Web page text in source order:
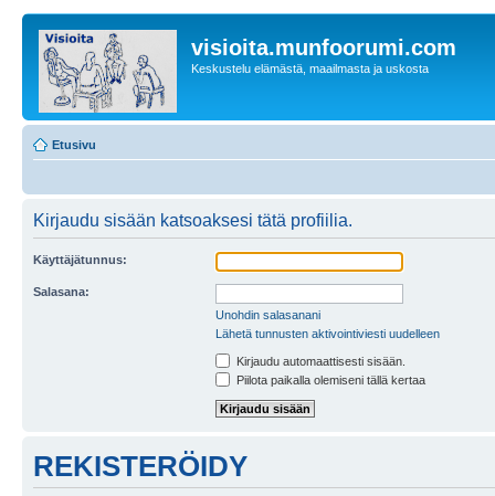
visioita.munfoorumi.com
Keskustelu elämästä, maailmasta ja uskosta
Etusivu
Kirjaudu sisään katsoaksesi tätä profiilia.
Käyttäjätunnus:
Salasana:
Unohdin salasanani
Lähetä tunnusten aktivointiviesti uudelleen
Kirjaudu automaattisesti sisään.
Piilota paikalla olemiseni tällä kertaa
REKISTERÖIDY